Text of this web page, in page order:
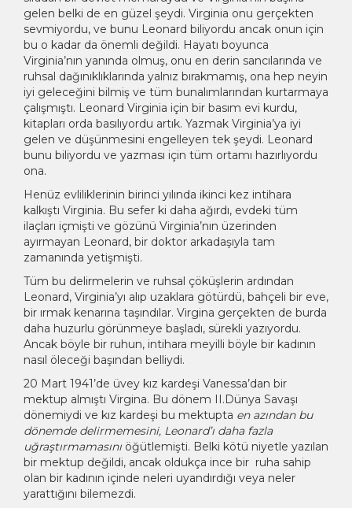
gelen belki de en güzel şeydi. Virginia onu gerçekten
sevmiyordu, ve bunu Leonard biliyordu ancak onun için
bu o kadar da önemli değildi. Hayatı boyunca
Virginia’nın yanında olmuş, onu en derin sancılarında ve
ruhsal dağınıklıklarında yalnız bırakmamış, ona hep neyin
iyi geleceğini bilmiş ve tüm bunalımlarından kurtarmaya
çalışmıştı. Leonard Virginia için bir basım evi kurdu,
kitapları orda basılıyordu artık. Yazmak Virginia’ya iyi
gelen ve düşünmesini engelleyen tek şeydi. Leonard
bunu biliyordu ve yazması için tüm ortamı hazırlıyordu
ona.
Henüz evliliklerinin birinci yılında ikinci kez intihara
kalkıştı Virginia. Bu sefer ki daha ağırdı, evdeki tüm
ilaçları içmişti ve gözünü Virginia’nın üzerinden
ayırmayan Leonard, bir doktor arkadaşıyla tam
zamanında yetişmişti.
Tüm bu delirmelerin ve ruhsal çöküşlerin ardından
Leonard, Virginia’yı alıp uzaklara götürdü, bahçeli bir eve,
bir ırmak kenarına taşındılar. Virgina gerçekten de burda
daha huzurlu görünmeye başladı, sürekli yazıyordu.
Ancak böyle bir ruhun, intihara meyilli böyle bir kadının
nasıl öleceği başından belliydi.
20 Mart 1941’de üvey kız kardeşi Vanessa’dan bir
mektup almıştı Virgina. Bu dönem II.Dünya Savaşı
dönemiydi ve kız kardeşi bu mektupta en azından bu
dönemde delirmemesini, Leonard’ı daha fazla
uğraştırmamasını öğütlemişti. Belki kötü niyetle yazılan
bir mektup değildi, ancak oldukça ince bir ruha sahip
olan bir kadının içinde neleri uyandırdığı veya neler
yarattığını bilemezdi.